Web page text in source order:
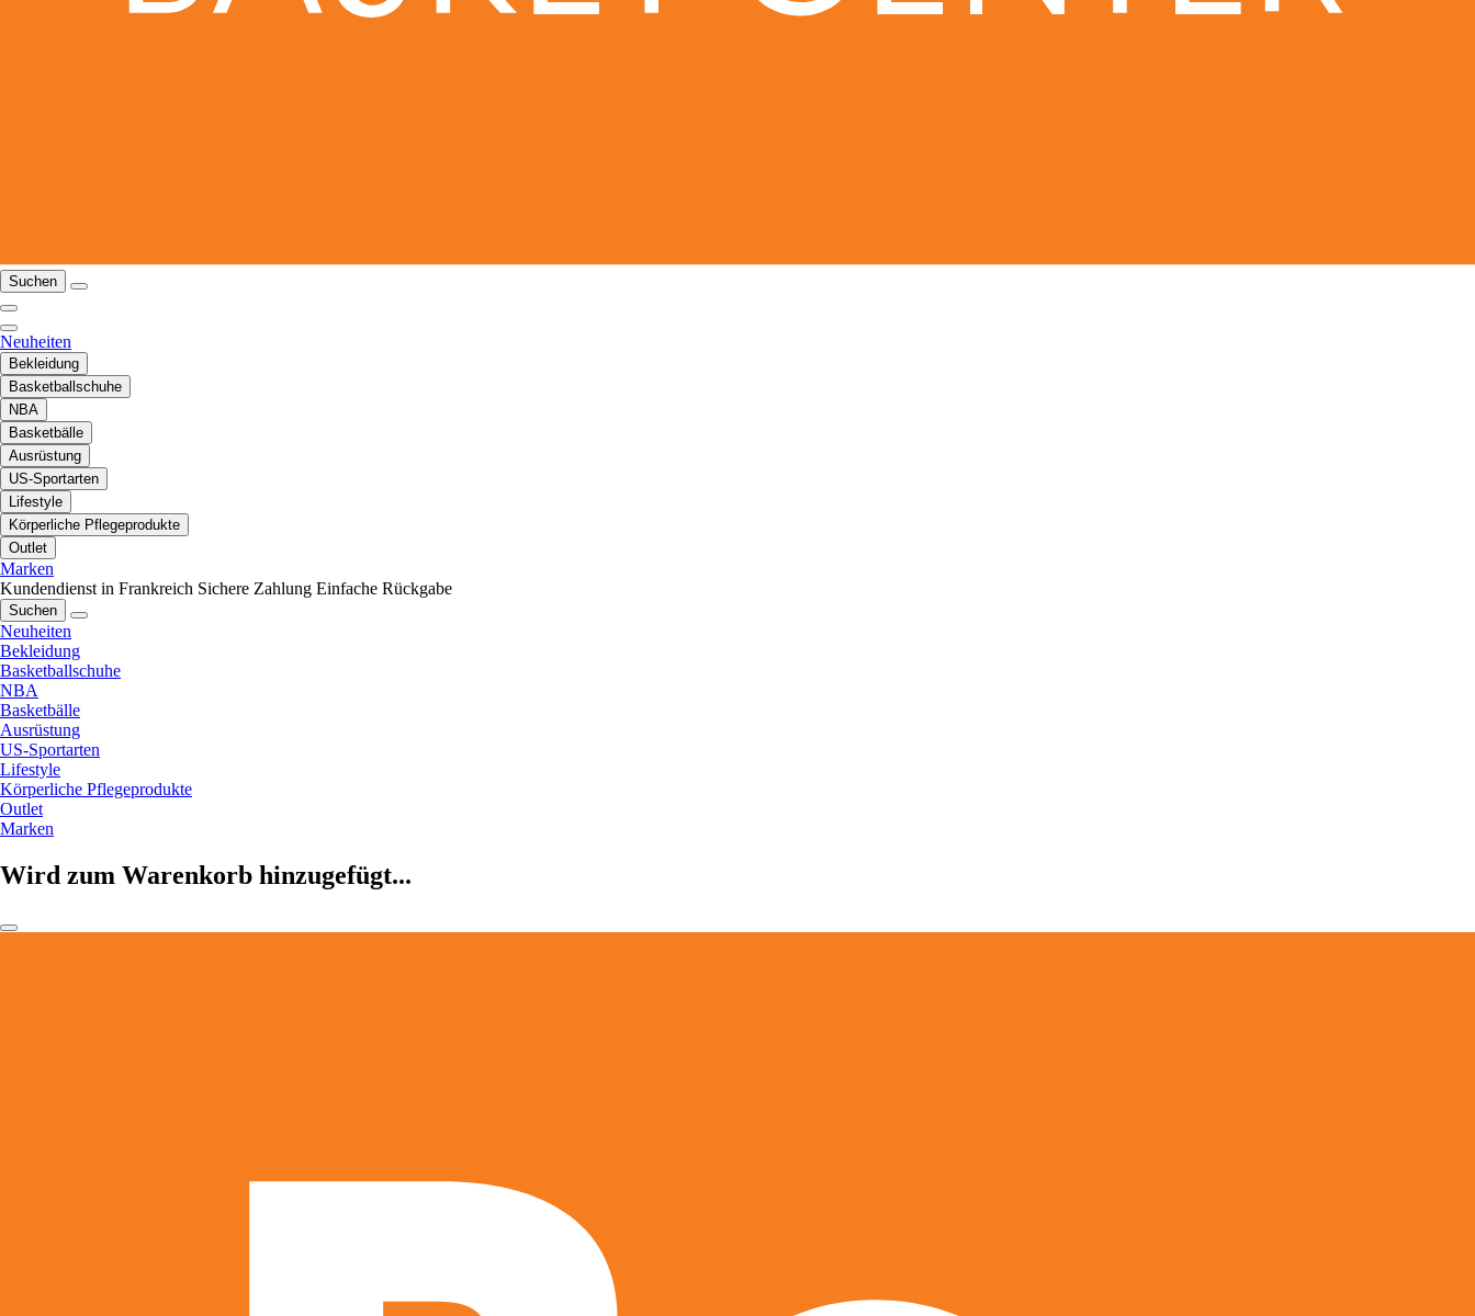
Suchen
Neuheiten
Bekleidung
Basketballschuhe
NBA
Basketbälle
Ausrüstung
US-Sportarten
Lifestyle
Körperliche Pflegeprodukte
Outlet
Marken
Kundendienst in Frankreich Sichere Zahlung Einfache Rückgabe
Suchen
Neuheiten
Bekleidung
Basketballschuhe
NBA
Basketbälle
Ausrüstung
US-Sportarten
Lifestyle
Körperliche Pflegeprodukte
Outlet
Marken
Wird zum Warenkorb hinzugefügt...